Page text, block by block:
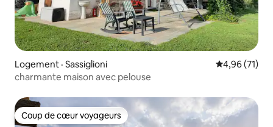
Logement · Sassiglioni Note
4,96 (71)
charmante maison avec pelouse
Coup de cœur voyageurs
Coup de cœur voyageurs